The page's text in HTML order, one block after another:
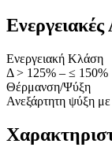
Ενεργειακές
Ενεργειακή Κλάση
Δ > 125% – ≤ 150%
Θέρμανση/Ψύξη
Ανεξάρτητη ψύξη με